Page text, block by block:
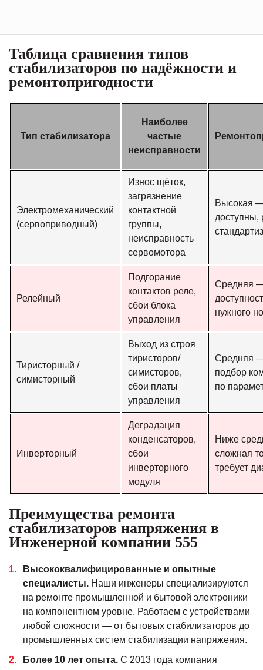
Таблица сравнения типов
стабилизаторов по надёжности и
ремонтопригодности
Тип стабилизатора
Наиболее
частые
неисправности
Электромеханический
(сервоприводный)
Износ щёток,
загрязнение
контактной
группы,
неисправность
сервомотора
Высокая
доступны,
Релейный
Подгорание
контактов реле,
сбои блока
управления
Средняя —
нужного
Тиристорный /
симисторный
Выход из строя
тиристоров/
симисторов,
сбои платы
управления
Средняя —
подбор
по
Инверторный
Деградация
конденсаторов,
сбои
инверторного
модуля
Ниже
сложная
требует
Преимущества ремонта
стабилизаторов напряжения в
Инженерной компании 555
Высококвалифицированные и опытные
специалисты. Наши инженеры специализируются
на ремонте промышленной и бытовой электроники
на компонентном уровне. Работаем с устройствами
любой сложности — от бытовых стабилизаторов до
промышленных систем стабилизации напряжения.
Более 10 лет опыта. С 2013 года компания